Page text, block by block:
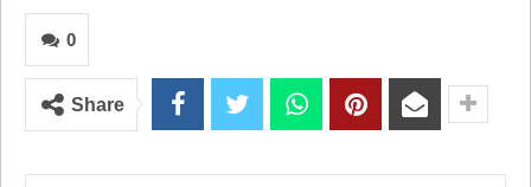
0
Share